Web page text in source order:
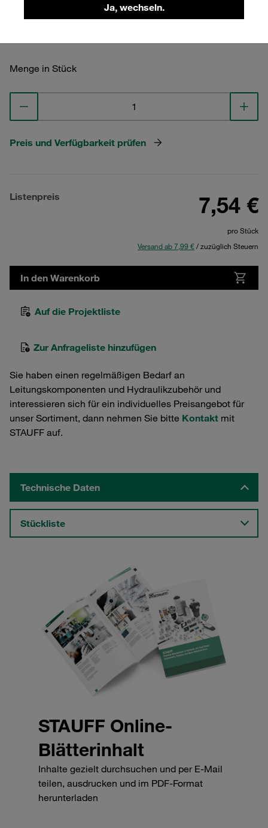
Ja, wechseln.
Technische Daten ansehen
Menge in Stück
Preis und Verfügbarkeit prüfen
Listenpreis 7,54 €
pro Stück
Versand ab 7,99 €/ zuzüglich Steuern
In den Warenkorb
Auf die Projektliste
Zur Anfrageliste hinzufügen
Sie haben einen regelmäßigen Bedarf an
Leitungskomponenten und Hydraulikzubehör und
interessieren sich für ein individuelles Preisangebot für
unser Sortiment, dann nehmen Sie bitte Kontakt mit
STAUFF auf.
Technische Daten
Stückliste
STAUFF Online-
Blätterinhalt
Inhalte gezielt durchsuchen und per E-Mail
teilen, ausdrucken und im PDF-Format
herunterladen